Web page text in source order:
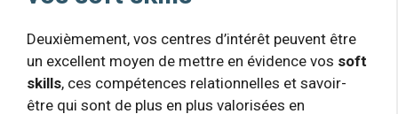
Deuxièmement, vos centres d’intérêt peuvent être
un excellent moyen de mettre en évidence vos soft
skills, ces compétences relationnelles et savoir-
être qui sont de plus en plus valorisées en